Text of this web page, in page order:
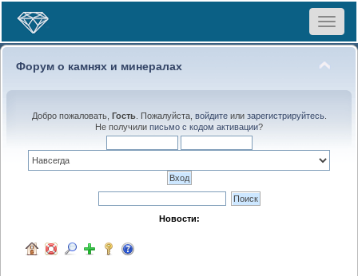
Toggle
Форум о камнях и минералах
Добро пожаловать, Гость. Пожалуйста, войдитеили зарегистрируйтесь.
Не получили письмо с кодом активации?
Новости: